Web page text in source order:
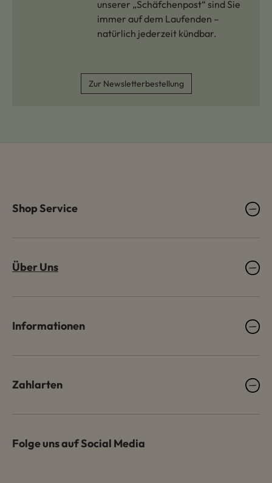
unserer „Schäfchenpost“ sind Sie
immer auf dem Laufenden –
natürlich jederzeit kündbar.
Zur Newsletterbestellung
Shop Service
Über Uns
Informationen
Zahlarten
Folge uns auf Social Media